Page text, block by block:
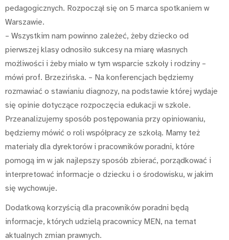
pedagogicznych. Rozpoczął się on 5 marca spotkaniem w
Warszawie.
– Wszystkim nam powinno zależeć, żeby dziecko od
pierwszej klasy odnosiło sukcesy na miarę własnych
możliwości i żeby miało w tym wsparcie szkoły i rodziny –
mówi prof. Brzezińska. – Na konferencjach będziemy
rozmawiać o stawianiu diagnozy, na podstawie której wydaje
się opinie dotyczące rozpoczęcia edukacji w szkole.
Przeanalizujemy sposób postępowania przy opiniowaniu,
będziemy mówić o roli współpracy ze szkołą. Mamy też
materiały dla dyrektorów i pracowników poradni, które
pomogą im w jak najlepszy sposób zbierać, porządkować i
interpretować informacje o dziecku i o środowisku, w jakim
się wychowuje.
Dodatkową korzyścią dla pracowników poradni będą
informacje, których udzielą pracownicy MEN, na temat
aktualnych zmian prawnych.